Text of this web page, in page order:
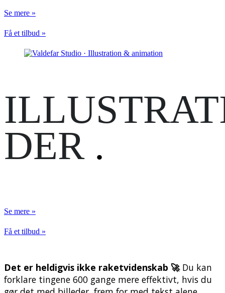
Se mere »
Få et tilbud »
DER .
Se mere »
Få et tilbud »
Det er heldigvis ikke raketvidenskab 🚀Du kan
forklare tingene 600 gange mere effektivt, hvis du